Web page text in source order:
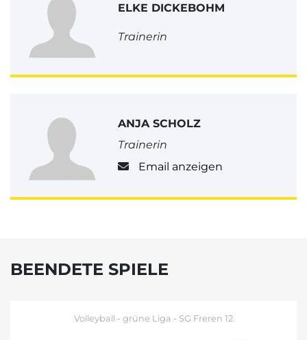
ELKE DICKEBOHM
Trainerin
ANJA SCHOLZ
Trainerin
Email anzeigen
BEENDETE SPIELE
Volleyball - grüne Liga - SG Freren 12